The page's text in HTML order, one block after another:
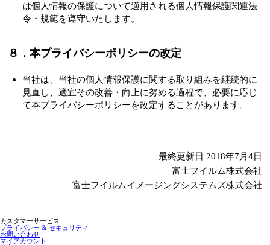
は個人情報の保護について適用される個人情報保護関連法
令・規範を遵守いたします。
８．本プライバシーポリシーの改定
当社は、当社の個人情報保護に関する取り組みを継続的に
見直し、適宜その改善・向上に努める過程で、必要に応じ
て本プライバシーポリシーを改定することがあります。
最終更新日 2018年7月4日
富士フイルム株式会社
富士フイルムイメージングシステムズ株式会社
カスタマーサービス
プライバシー & セキュリティ
お問い合わせ
マイアカウント